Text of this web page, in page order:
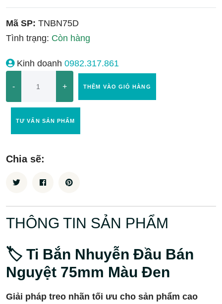
Mã SP: TNBN75D
Tình trạng: Còn hàng
Kinh doanh 0982.317.861
- + THÊM VÀO GIỎ HÀNG
TƯ VẤN SẢN PHẨM
Chia sẽ:
THÔNG TIN SẢN PHẨM
🏷️ Ti Bắn Nhuyễn Đầu Bán
Nguyệt 75mm Màu Đen
Giải pháp treo nhãn tối ưu cho sản phẩm cao